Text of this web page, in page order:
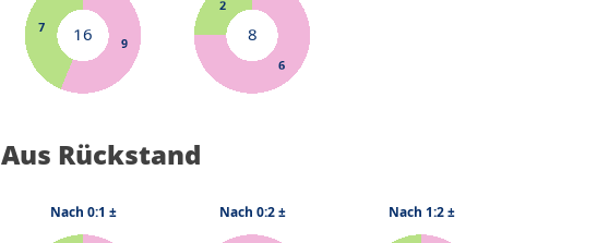
Aus Rückstand